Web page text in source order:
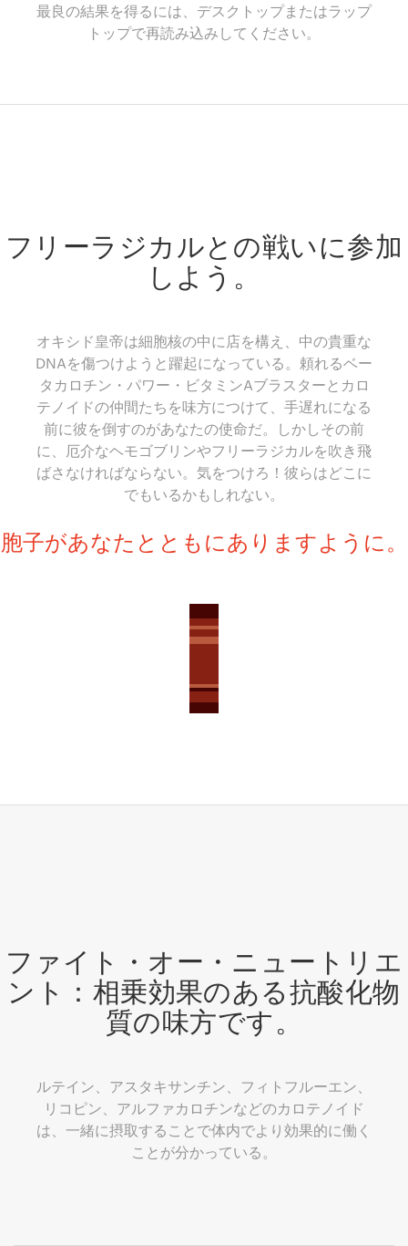
最良の結果を得るには、デスクトップまたはラップ
トップで再読み込みしてください。
フリーラジカルとの戦いに参加
しよう。
オキシド皇帝は細胞核の中に店を構え、中の貴重な
DNAを傷つけようと躍起になっている。頼れるベー
タカロチン・パワー・ビタミンAブラスターとカロ
テノイドの仲間たちを味方につけて、手遅れになる
前に彼を倒すのがあなたの使命だ。しかしその前
に、厄介なヘモゴブリンやフリーラジカルを吹き飛
ばさなければならない。気をつけろ！彼らはどこに
でもいるかもしれない。
胞子があなたとともにありますように。
ファイト・オー・ニュートリエ
ント：相乗効果のある抗酸化物
質の味方です。
ルテイン、アスタキサンチン、フィトフルーエン、
リコピン、アルファカロチンなどのカロテノイド
は、一緒に摂取することで体内でより効果的に働く
ことが分かっている。